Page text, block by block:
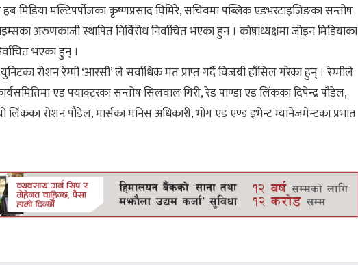
मिडिया मल्टिपर्पोजका कृष्णप्रसाद घिमिरे, सचिवमा पब्लिक एडभरटाइजिङका सन्तोष
अरुणकाजी स्थापित निर्विरोध निर्वाचित भएका हुन । कोषाध्यक्षमा जोइन मिडियाका
भएका हुन् ।
रोशन रेग्मी ‘आरसी’ ले सर्वाधिक मत प्राप्त गर्दै विजयी हाँसिल गरेका हुन् । रेग्मीले
एड फ्याक्टरका सन्तोष सिलवाल गिरी, रेड पाण्डा एड लिंकका दिपेन्द्र पौडेल,
लिंकका रोशन पौडेल, मार्सका मनिस अधिकारी, भोग एड एण्ड इभेन्ट म्यानेजमेन्टका प्रभात